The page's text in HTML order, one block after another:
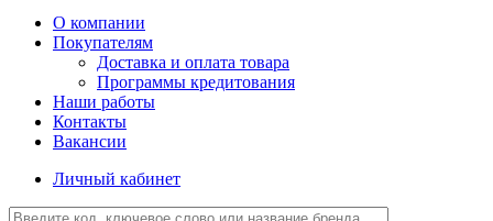
О компании
Покупателям
Доставка и оплата товара
Программы кредитования
Наши работы
Контакты
Вакансии
Личный кабинет